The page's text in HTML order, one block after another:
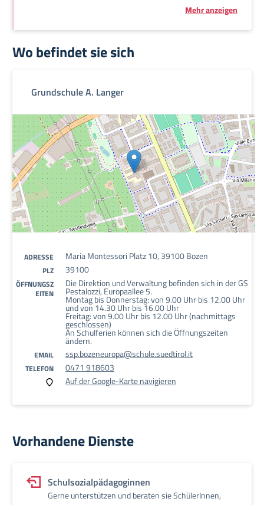
Mehr anzeigen
Wo befindet sie sich
Grundschule A. Langer
ADRESSE Maria Montessori Platz 10, 39100 Bozen
PLZ 39100
ÖFFNUNGSZ
EITEN
Die Direktion und Verwaltung befinden sich in der GS
Pestalozzi, Europaallee 5.
Montag bis Donnerstag: von 9.00 Uhr bis 12.00 Uhr
und von 14.30 Uhr bis 16.00 Uhr
Freitag: von 9.00 Uhr bis 12.00 Uhr (nachmittags
geschlossen)
An Schulferien können sich die Öffnungszeiten
ändern.
EMAIL ssp.bozeneuropa@schule.suedtirol.it
TELEFON
0471 918603
Auf der Google-Karte navigieren
Vorhandene Dienste
Schulsozialpädagoginnen
Gerne unterstützen und beraten sie SchülerInnen,